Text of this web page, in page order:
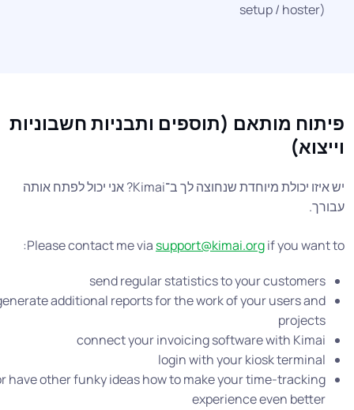
setup / hoster)
מותאם (תוספים ותבניות חשבוניות
יש איזו יכולת מיוחדת שנחוצה לך ב־Kimai? אני יכול לפתח אותה
Please contact me viasupport@kimai.orgif you want
send regular statistics to your customers
generate additional reports for the work of your users and
projects
connect your invoicing software with Kimai
login with your kiosk terminal
or have other funky ideas how to make your time-tracking
experience even better